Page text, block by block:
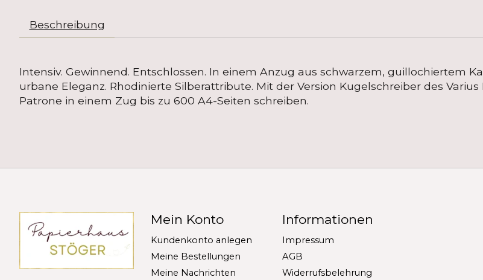
Beschreibung
Intensiv. Gewinnend. Entschlossen. In einem Anzug aus schwarzem, guillochiertem
urbane Eleganz. Rhodinierte Silberattribute. Mit der Version Kugelschreiber des
Patrone in einem Zug bis zu 600 A4-Seiten schreiben.
Mein Konto
Kundenkonto anlegen
Meine Bestellungen
Meine Nachrichten
Informationen
Impressum
AGB
Widerrufsbelehrung